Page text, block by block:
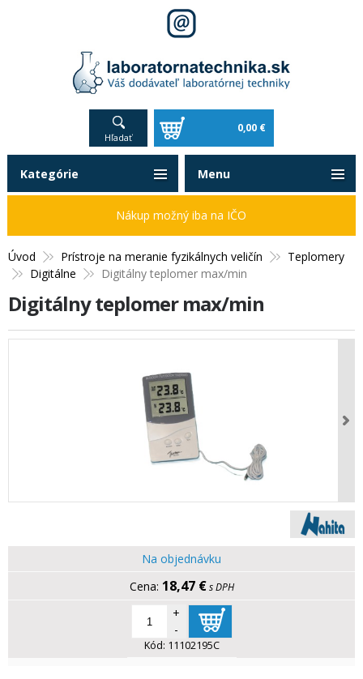
Hľadať
0,00 €
Úvod Prístroje na meranie fyzikálnych veličín
Teplomery
Digitálne
Digitálny teplomer max/min
Digitálny teplomer max/min
Na objednávku
18,47 € s DPH
+
-
Kód: 11102195C
Kategórie
Nákup možný iba na IČO
Menu